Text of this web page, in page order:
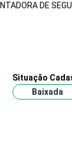
DE
Situação
Baixada